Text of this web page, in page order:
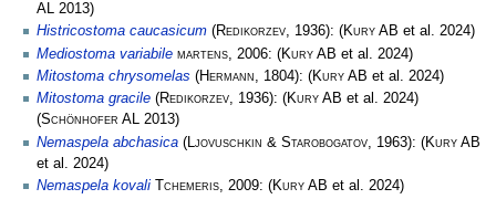
AL 2013)
Histricostoma caucasicum (Redikorzev, 1936): (Kury AB et al. 2024)
Mediostoma variabile martens , 2006: (Kury AB et al. 2024)
Mitostoma chrysomelas (Hermann, 1804): (Kury AB et al. 2024)
Mitostoma gracile (Redikorzev, 1936): (Kury AB et al. 2024)
(Schönhofer AL 2013)
Nemaspela abchasica ( Ljovuschkin & Starobogatov , 1963): (Kury AB
et al. 2024)
Nemaspela kovali Tchemeris , 2009: (Kury AB et al. 2024)